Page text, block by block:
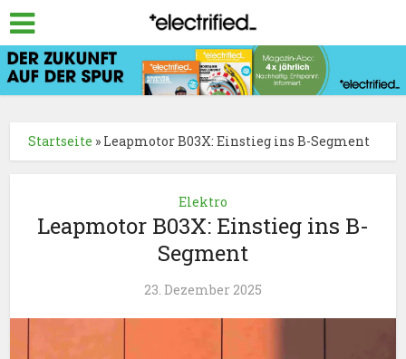
Startseite » Leapmotor B03X: Einstieg ins B-Segment
Elektro
Leapmotor B03X: Einstieg ins B-
Segment
23. Dezember 2025